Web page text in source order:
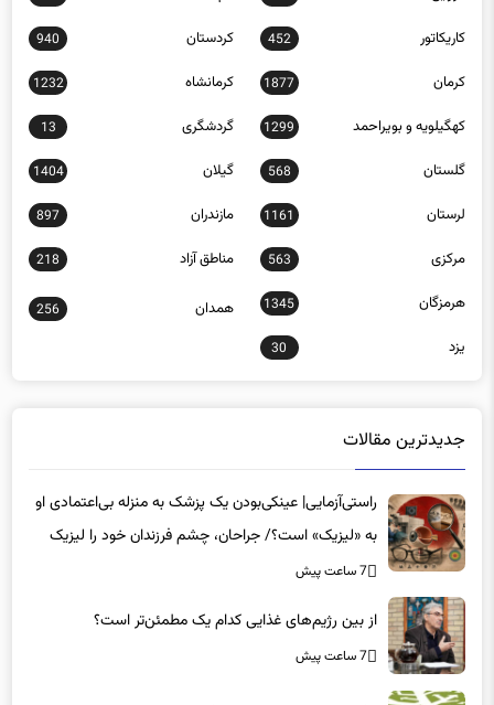
کاریکاتور 452 کردستان 940
کرمان 1877 کرمانشاه 1232
کهگیلویه و بویراحمد 1299 گردشگری 13
گلستان 568 گیلان 1404
لرستان 1161 مازندران 897
مرکزی 563 مناطق آزاد 218
هرمزگان 1345
256
یزد 30
راستی‌آزمایی| عینکی‌بودن یک پزشک به منزله بی‌اعتمادی او
به «لیزیک» است؟/ جراحان، چشم فرزندان خود را لیزیک
می‌کنند؟
7 ساعت پیش
7 ساعت پیش